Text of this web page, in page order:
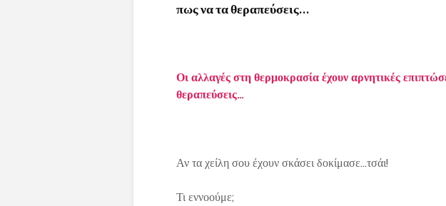
πως να τα θεραπεύσεις…
Οι αλλαγές στη θερμοκρασία έχουν αρνητικές
θεραπεύσεις…
Αν τα χείλη σου έχουν σκάσει δοκίμασε…τσάι!
Τι εννοούμε;